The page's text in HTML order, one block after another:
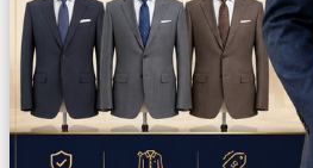
Không dùng thuốc tẩy Không giặt
Mô tả sản phẩm